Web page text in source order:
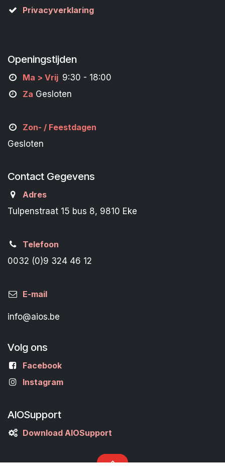
Privacyverklaring
Openingstijden
Ma > Vrij 9:30 - 18:00
Za Gesloten
Zon- / Feestdagen
Gesloten
Contact Gegevens
Adres
Tulpenstraat 15 bus 8, 9810 Eke
Telefoon
0032 (0)9 324 46 12
E-mail
info@aios.be
Volg ons
Facebook
Instagram
AIOSupport
Download AIOSupport